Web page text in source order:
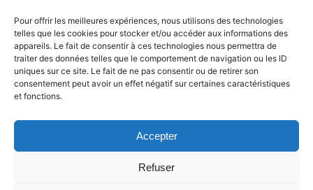
Pour offrir les meilleures expériences, nous utilisons des technologies
telles que les cookies pour stocker et/ou accéder aux informations des
appareils. Le fait de consentir à ces technologies nous permettra de
traiter des données telles que le comportement de navigation ou les ID
uniques sur ce site. Le fait de ne pas consentir ou de retirer son
consentement peut avoir un effet négatif sur certaines caractéristiques
et fonctions.
Accepter
Refuser
© 2026 – Religieuses de l’Assomption – Province de France.
Tous droits réservés.
Politique de confidentialité & Cookies